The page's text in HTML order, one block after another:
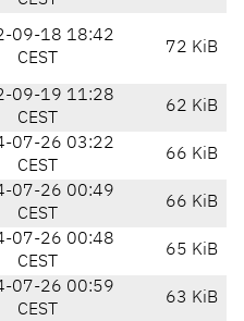
09-18 18:42
CEST
72 KiB
09-19 11:28
CEST
62 KiB
07-26 03:22
CEST
66 KiB
07-26 00:49
CEST
66 KiB
07-26 00:48
CEST
65 KiB
07-26 00:59
CEST
63 KiB